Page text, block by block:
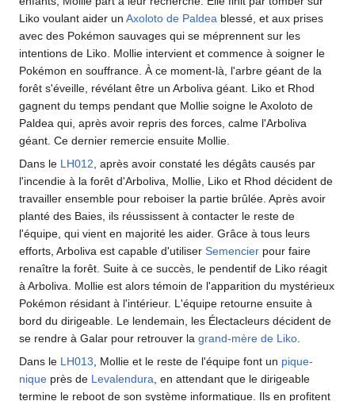
Liko voulant aider un Axoloto de Paldea blessé, et aux prises
avec des Pokémon sauvages qui se méprennent sur les
intentions de Liko. Mollie intervient et commence à soigner le
Pokémon en souffrance. À ce moment-là, l'arbre géant de la
forêt s'éveille, révélant être un Arboliva géant. Liko et Rhod
gagnent du temps pendant que Mollie soigne le Axoloto de
Paldea qui, après avoir repris des forces, calme l'Arboliva
géant. Ce dernier remercie ensuite Mollie.
Dans le LH012, après avoir constaté les dégâts causés par
l'incendie à la forêt d'Arboliva, Mollie, Liko et Rhod décident de
travailler ensemble pour reboiser la partie brûlée. Après avoir
planté des Baies, ils réussissent à contacter le reste de
l'équipe, qui vient en majorité les aider. Grâce à tous leurs
efforts, Arboliva est capable d'utiliser Semencier pour faire
renaître la forêt. Suite à ce succès, le pendentif de Liko réagit
à Arboliva. Mollie est alors témoin de l'apparition du mystérieux
Pokémon résidant à l'intérieur. L'équipe retourne ensuite à
bord du dirigeable. Le lendemain, les Électacleurs décident de
se rendre à Galar pour retrouver la grand-mère de Liko.
Dans le LH013, Mollie et le reste de l'équipe font un pique-
nique près de Levalendura, en attendant que le dirigeable
termine le reboot de son système informatique. Ils en profitent